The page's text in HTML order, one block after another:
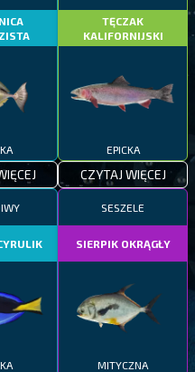
TĘCZAK
KALIFORNIJSKI
EPICKA
CZYTAJ WIĘCEJ
SESZELE
SIERPIK OKRĄGŁY
MITYCZNA